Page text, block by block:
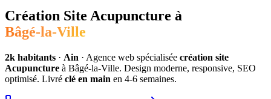
Création Site Acupuncture à
Bâgé-la-Ville
2k habitants · Ain · Agence web spécialisée création site
Acupuncture à Bâgé-la-Ville. Design moderne, responsive, SEO
optimisé. Livré clé en main en 4-6 semaines.